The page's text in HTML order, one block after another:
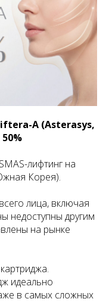
A (Asterasys,
лифтинг на
Корея).
лица, включая
недоступны другим
на рынке
идеально
в самых сложных